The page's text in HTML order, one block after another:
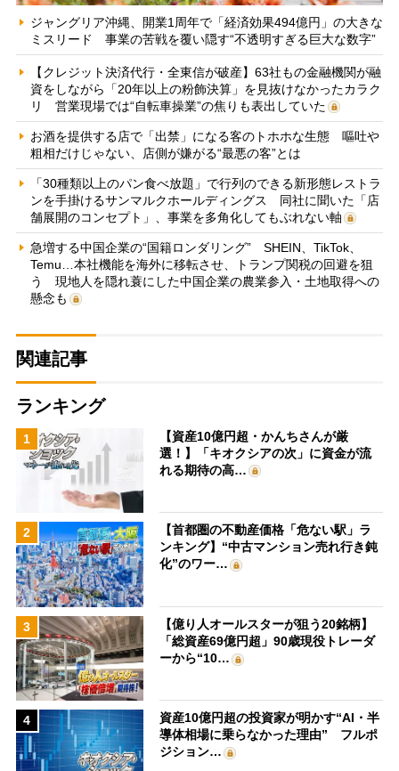
ジャングリア沖縄、開業1周年で「経済効果494億円」の大きな
ミスリード 事業の苦戦を覆い隠す“不透明すぎる巨大な数字”
【クレジット決済代行・全東信が破産】63社もの金融機関が融
資をしながら「20年以上の粉飾決算」を見抜けなかったカラク
リ 営業現場では“自転車操業”の焦りも表出していた
お酒を提供する店で「出禁」になる客のトホホな生態 嘔吐や
粗相だけじゃない、店側が嫌がる“最悪の客”とは
「30種類以上のパン食べ放題」で行列のできる新形態レストラ
ンを手掛けるサンマルクホールディングス 同社に聞いた「店
舗展開のコンセプト」、事業を多角化してもぶれない軸
急増する中国企業の“国籍ロンダリング” SHEIN、TikTok、
Temu…本社機能を海外に移転させ、トランプ関税の回避を狙
う 現地人を隠れ蓑にした中国企業の農業参入・土地取得への
懸念も
関連記事
ランキング
1
【資産10億円超・かんちさんが厳
選！】「キオクシアの次」に資金が流
れる期待の高…
2
【首都圏の不動産価格「危ない駅」ラ
ンキング】“中古マンション売れ行き鈍
化”のワー…
3
【億り人オールスターが狙う20銘柄】
「総資産69億円超」90歳現役トレーダ
ーから“10…
4
資産10億円超の投資家が明かす“AI・半
導体相場に乗らなかった理由” フルポ
ジション…